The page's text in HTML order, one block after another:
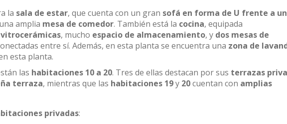
la sala de estar, que cuenta con un gran sofá en forma de U frente a
amplia mesa de comedor. También está la cocina, equipada
vitrocerámicas, mucho espacio de almacenamiento, y dos mesas de
entre sí. Además, en esta planta se encuentra una zona de
esta planta.
las habitaciones 10 a 20. Tres de ellas destacan por sus terrazas
terraza, mientras que las habitaciones 19y 20cuentan con amplias
privadas: